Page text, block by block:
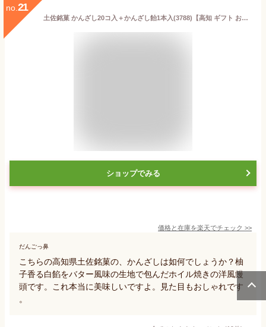
no. 21
土佐銘菓 かんざし20コ入＋かんざし飴1本入(3788)【高知 ギフト お取り寄せ お土産 お菓子 ギフト プレゼント おみやげ スイーツ 土佐 敬老の日 老人会 入学 卒業 新生活 引越 退職 転勤 ご挨拶 贈答 のし 個包装 イベント 景品】
ショップでみる
価格と在庫を楽天でチェック >>
だんごっ鼻
こちらの高知県土佐銘菓の、かんざしは如何でしょうか？柚
子香る白餡をバター風味の生地で包んだホイル焼きの洋風饅
頭です。これ本当に美味しいですよ。見た目もおしゃれです
。